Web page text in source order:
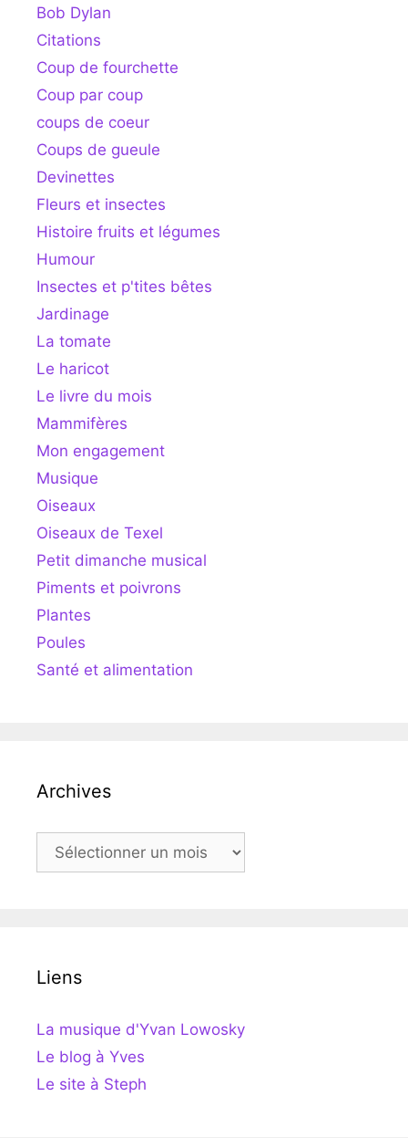
Bob Dylan
Citations
Coup de fourchette
Coup par coup
coups de coeur
Coups de gueule
Devinettes
Fleurs et insectes
Histoire fruits et légumes
Humour
Insectes et p'tites bêtes
Jardinage
La tomate
Le haricot
Le livre du mois
Mammifères
Mon engagement
Musique
Oiseaux
Oiseaux de Texel
Petit dimanche musical
Piments et poivrons
Plantes
Poules
Santé et alimentation
Archives
Archives
Liens
La musique d'Yvan Lowosky
Le blog à Yves
Le site à Steph